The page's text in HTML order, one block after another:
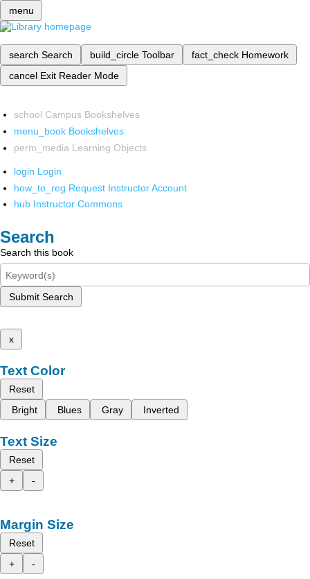
menu
search Search build_circle Toolbar fact_check Homework
cancel Exit Reader Mode
school Campus Bookshelves
menu_book Bookshelves
perm_media Learning Objects
login Login
how_to_reg Request Instructor Account
hub Instructor Commons
Search
Search this book
Submit Search
x
Text Color
Reset
Bright
Blues Gray Inverted
Text Size
Reset
+
-
Margin Size
Reset
+
-